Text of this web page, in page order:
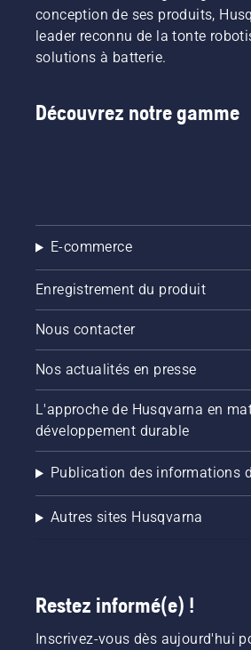
mettre
dans le
bain,
consulter
nos
votre
pelouse
reste
luxuriante.
conception de ses produits,
leader reconnu de la tonte
solutions à batterie.
Découvrez notre gamme
E-commerce
Enregistrement du produit
Nous contacter
Nos actualités en presse
L'approche de Husqvarna en
développement durable
Publication des informations
Autres sites Husqvarna
Restez informé(e) !
Inscrivez-vous dès aujourd'hui